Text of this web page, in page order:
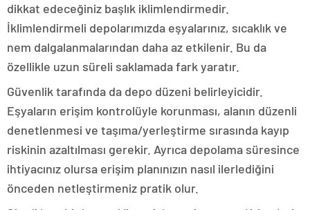
dikkat edeceğiniz başlık iklimlendirmedir.
İklimlendirmeli depolarımızda eşyalarınız, sıcaklık ve
nem dalgalanmalarından daha az etkilenir. Bu da
özellikle uzun süreli saklamada fark yaratır.
Güvenlik tarafında da depo düzeni belirleyicidir.
Eşyaların erişim kontrolüyle korunması, alanın düzenli
denetlenmesi ve taşıma/yerleştirme sırasında kayıp
riskinin azaltılması gerekir. Ayrıca depolama süresince
ihtiyacınız olursa erişim planınızın nasıl ilerlediğini
önceden netleştirmeniz pratik olur.